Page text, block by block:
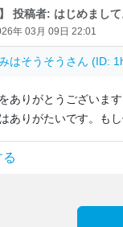
投稿者: はじめまして
年 03月 09日 22:01
はそうそう さん (ID:
ありがとうございま
ありがたいです。も